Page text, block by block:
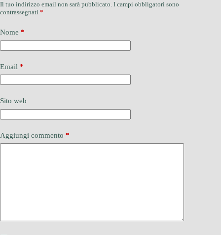
Il tuo indirizzo email non sarà pubblicato. I campi obbligatori sono
contrassegnati *
Nome *
Email *
Sito web
Aggiungi commento *